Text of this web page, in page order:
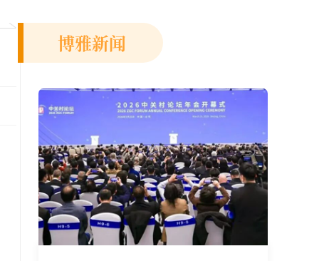
博雅新闻